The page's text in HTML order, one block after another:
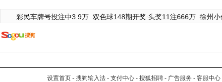
彩民车牌号投注中3.9万 双色球148期开奖:头奖11注666万 徐州
设置首页 - 搜狗输入法 - 支付中心 - 搜狐招聘 - 广告服务 - 客服中心